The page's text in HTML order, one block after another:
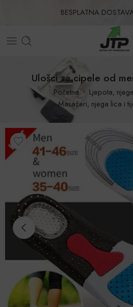
BESPLATNA
Povrat u roku od
Ulošci za cipele od
Početna
Ljepota,
Masažeri, njega lica i